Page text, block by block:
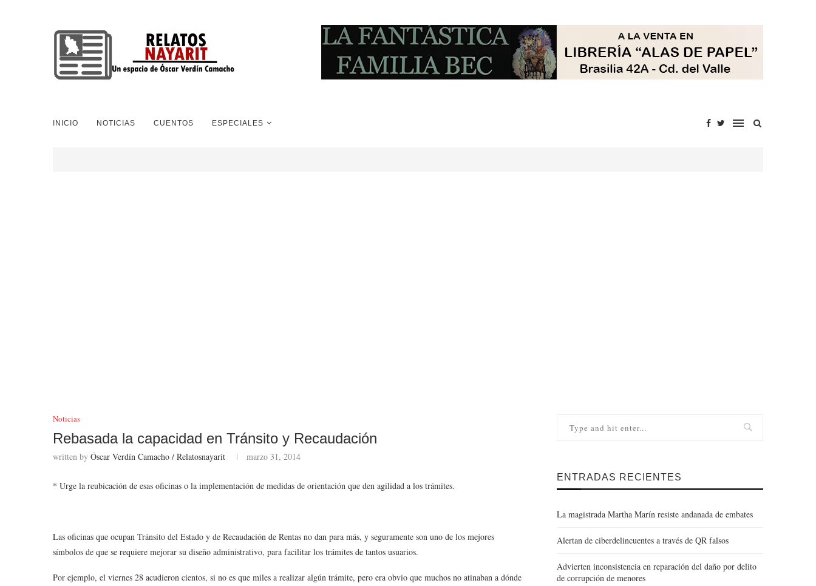
INICIO NOTICIAS CUENTOS ESPECIALES
Noticias
Rebasada la capacidad en Tránsito y Recaudación
written by Óscar Verdín Camacho / Relatosnayarit marzo 31, 2014
* Urge la reubicación de esas oficinas o la implementación de medidas de orientación que den agilidad a los trámites.
Las oficinas que ocupan Tránsito del Estado y de Recaudación de Rentas no dan para más, y seguramente son uno de los mejores
símbolos de que se requiere mejorar su diseño administrativo, para facilitar los trámites de tantos usuarios.
Por ejemplo, el viernes 28 acudieron cientos, si no es que miles a realizar algún trámite, pero era obvio que muchos no atinaban a dónde
ENTRADAS RECIENTES
La magistrada Martha Marín resiste andanada de embates
Alertan de ciberdelincuentes a través de QR falsos
Advierten inconsistencia en reparación del daño por delito
de corrupción de menores